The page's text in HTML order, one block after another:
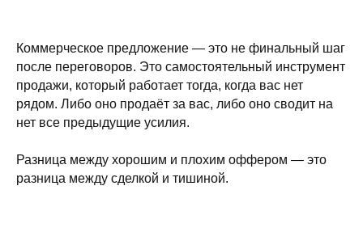
Коммерческое предложение — это не финальный шаг
после переговоров. Это самостоятельный инструмент
продажи, который работает тогда, когда вас нет
рядом. Либо оно продаёт за вас, либо оно сводит на
нет все предыдущие усилия.
Разница между хорошим и плохим оффером — это
разница между сделкой и тишиной.